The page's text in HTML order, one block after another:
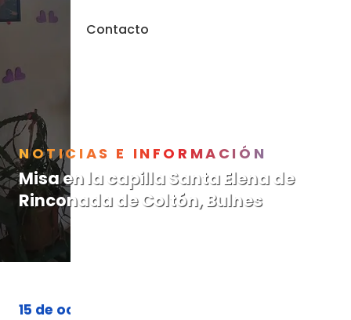
NOTICIAS E INFORMACIÓN
Misa en la capilla Santa Elena de
Rinconada de Coltón, Bulnes
15 de octubre de 2023
Contacto